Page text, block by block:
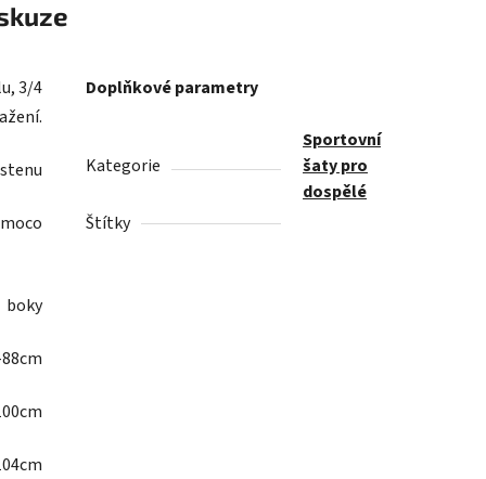
3/4
Doplňkové parametry
Kategorie
Sportovní
šaty pro
dospělé
Štítky